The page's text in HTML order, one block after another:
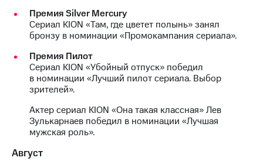
Премия Silver Mercury
Сериал KION «Там, где цветет полынь» занял
бронзу в номинации «Промокампания сериала».
Премия Пилот
Сериал KION «Убойный отпуск» победил
в номинации «Лучший пилот сериала. Выбор
зрителей».
Актер сериал KION «Она такая классная» Лев
Зулькарнаев победил в номинации «Лучшая
мужская роль».
Август